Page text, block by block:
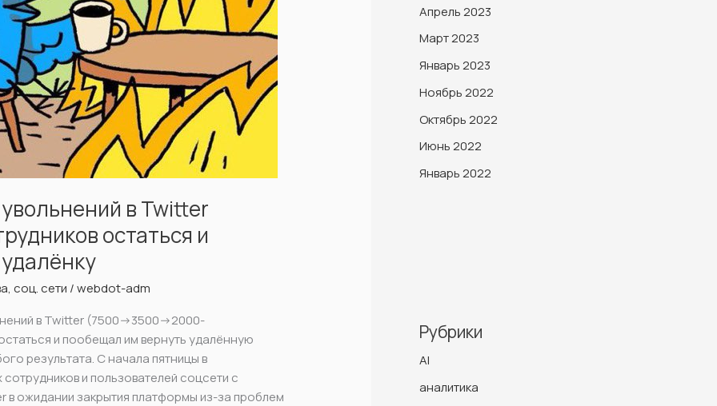
в Twitter
остаться и
,соц. сети /webdot-adm
в Twitter (7500->3500->2000-
и пообещал им вернуть удалённую
результата. С начала пятницы в
и пользователей соцсети с
ожидании закрытия платформы из-за проблем
Апрель 2023
Март 2023
Январь 2023
Ноябрь 2022
Октябрь 2022
Июнь 2022
Январь 2022
Рубрики
AI
aналитика